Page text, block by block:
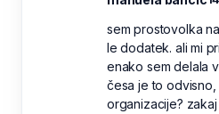
sem prostovolka
le dodatek. ali mi
enako sem delala
česa je to
organizacije?